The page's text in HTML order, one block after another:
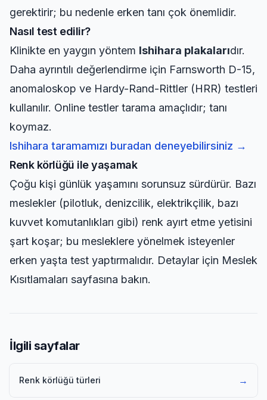
gerektirir; bu nedenle erken tanı çok önemlidir.
Nasıl test edilir?
Klinikte en yaygın yöntem Ishihara plakalarıdır.
Daha ayrıntılı değerlendirme için Farnsworth D-15,
anomaloskop ve Hardy-Rand-Rittler (HRR) testleri
kullanılır. Online testler tarama amaçlıdır; tanı
koymaz.
Ishihara taramamızı buradan deneyebilirsiniz →
Renk körlüğü ile yaşamak
Çoğu kişi günlük yaşamını sorunsuz sürdürür. Bazı
meslekler (pilotluk, denizcilik, elektrikçilik, bazı
kuvvet komutanlıkları gibi) renk ayırt etme yetisini
şart koşar; bu mesleklere yönelmek isteyenler
erken yaşta test yaptırmalıdır. Detaylar için Meslek
Kısıtlamaları sayfasına bakın.
İlgili sayfalar
Renk körlüğü türleri →